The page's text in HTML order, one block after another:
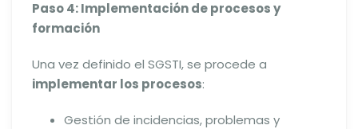
Paso 4: Implementación de procesos y
formación
Una vez definido el SGSTI, se procede a
implementar los procesos:
Gestión de incidencias, problemas y